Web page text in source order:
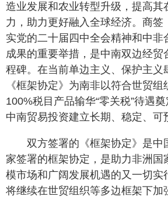
造业发展和农业转型升级，提高其
力，助力更好融入全球经济。商签
实党的二十届四中全会精神和中非
成果的重要举措，是中南双边经贸
程碑。在当前单边主义、保护主义
《框架协定》为南非以符合世贸
100%税目产品输华“零关税”待遇
中南贸易投资建立长期、稳定、可
双方签署的《框架协定》是中
家签署的框架协定，是助力非洲国
模市场和广阔发展机遇的又一切实
将继续在世贸组织等多边框架下加